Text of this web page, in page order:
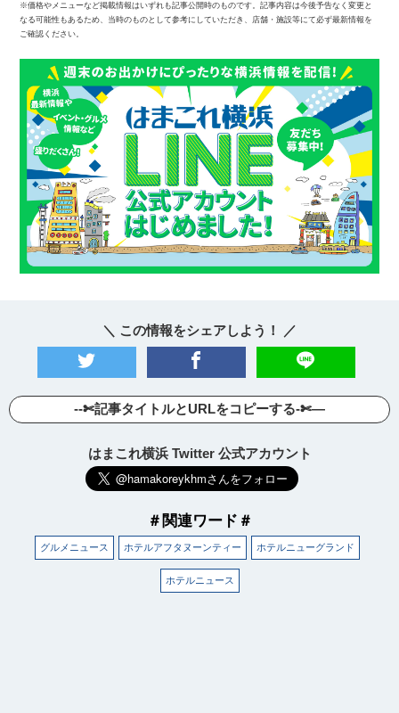
※価格やメニューなど掲載情報はいずれも記事公開時のものです。記事内容は今後予告なく変更と
なる可能性もあるため、当時のものとして参考にしていただき、店舗・施設等にて必ず最新情報を
ご確認ください。
＼ この情報をシェアしよう！ ／
--✄記事タイトルとURLをコピーする-✄—
はまこれ横浜 Twitter 公式アカウント
＃関連ワード＃
グルメニュース ホテルアフタヌーンティー ホテルニューグランド
ホテルニュース